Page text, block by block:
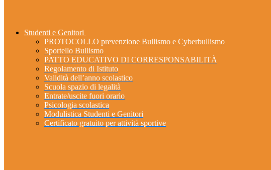
Studenti e Genitori
PROTOCOLLO prevenzione Bullismo e Cyberbullismo
Sportello Bullismo
PATTO EDUCATIVO DI CORRESPONSABILITÀ
Regolamento di Istituto
Validità dell’anno scolastico
Scuola spazio di legalità
Entrate/uscite fuori orario
Psicologia scolastica
Modulistica Studenti e Genitori
Certificato gratuito per attività sportive